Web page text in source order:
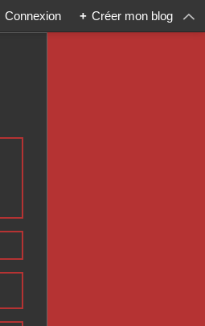
Connexion + Créer mon blog